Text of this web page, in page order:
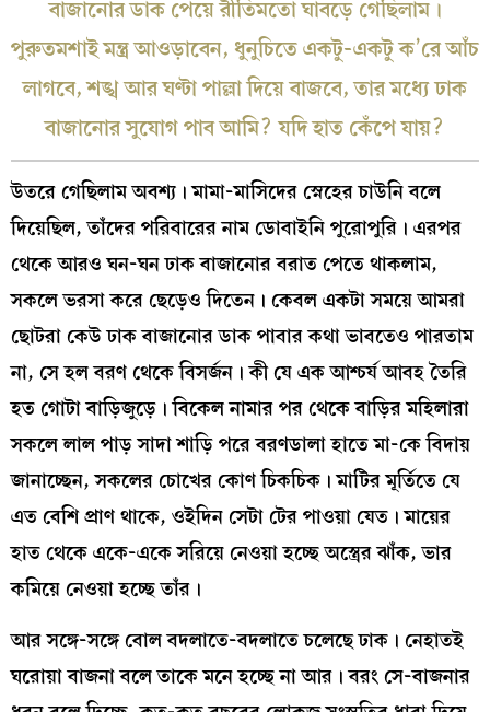
বাজানোর ডাক পেয়ে রীতিমতো ঘাবড়ে গেছিলাম।
পুরুতমশাই মন্ত্র আওড়াবেন, ধুনুচিতে একটু-একটু ক’রে আঁচ
লাগবে, শঙ্খ আর ঘণ্টা পাল্লা দিয়ে বাজবে, তার মধ্যে ঢাক
বাজানোর সুযোগ পাব আমি? যদি হাত কেঁপে যায়?
উতরে গেছিলাম অবশ্য। মামা-মাসিদের স্নেহের চাউনি বলে
দিয়েছিল, তাঁদের পরিবারের নাম ডোবাইনি পুরোপুরি। এরপর
থেকে আরও ঘন-ঘন ঢাক বাজানোর বরাত পেতে থাকলাম,
সকলে ভরসা করে ছেড়েও দিতেন। কেবল একটা সময়ে আমরা
ছোটরা কেউ ঢাক বাজানোর ডাক পাবার কথা ভাবতেও পারতাম
না, সে হল বরণ থেকে বিসর্জন। কী যে এক আশ্চর্য আবহ তৈরি
হত গোটা বাড়িজুড়ে। বিকেল নামার পর থেকে বাড়ির মহিলারা
সকলে লাল পাড় সাদা শাড়ি পরে বরণডালা হাতে মা-কে বিদায়
জানাচ্ছেন, সকলের চোখের কোণ চিকচিক। মাটির মূর্তিতে যে
এত বেশি প্রাণ থাকে, ওইদিন সেটা টের পাওয়া যেত। মায়ের
হাত থেকে একে-একে সরিয়ে নেওয়া হচ্ছে অস্ত্রের ঝাঁক, ভার
কমিয়ে নেওয়া হচ্ছে তাঁর।
আর সঙ্গে-সঙ্গে বোল বদলাতে-বদলাতে চলেছে ঢাক। নেহাতই
ঘরোয়া বাজনা বলে তাকে মনে হচ্ছে না আর। বরং সে-বাজনার